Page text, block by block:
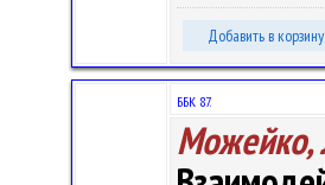
Добавить в корзину
ББК 87.
Можейко,